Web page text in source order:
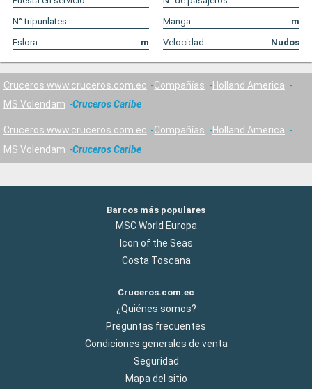
N° tripunlates:
Manga:
m
Eslora:
m Velocidad: Nudos
Cruceros www.cruceros.com.ec Compañías
Holland America
MS Volendam
Cruceros Caribe
Cruceros www.cruceros.com.ec Compañías
Holland America
MS Volendam
Cruceros Caribe
Barcos más populares
MSC World Europa
Icon of the Seas
Costa Toscana
Cruceros.com.ec
¿Quiénes somos?
Preguntas frecuentes
Condiciones generales de venta
Seguridad
Mapa del sitio